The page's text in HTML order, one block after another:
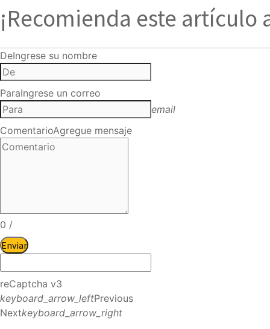
¡Recomienda este artículo
DeIngrese su nombre
ParaIngrese un correo
email
ComentarioAgregue mensaje
0 /
Enviar
reCaptcha v3
keyboard_arrow_leftPrevious
Nextkeyboard_arrow_right